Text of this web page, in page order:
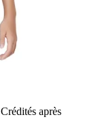
Crédités après